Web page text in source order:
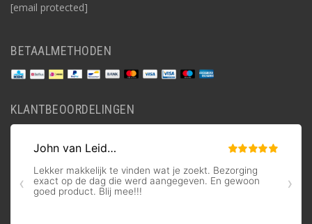
[email protected]
BETAALMETHODEN
KLANTBEOORDELINGEN